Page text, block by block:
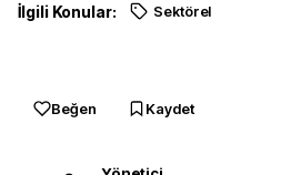
İlgili Konular: Sektörel
Beğen Kaydet